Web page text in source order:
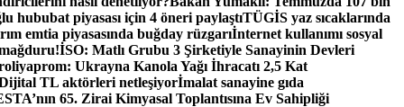
hububat piyasası için 4 öneri paylaştıTÜGİS yaz sıcaklarında
emtia piyasasında buğday rüzgarıİnternet kullanımı sosyal
İSO: Matlı Grubu 3 Şirketiyle Sanayinin Devleri
Ukrayna Kanola Yağı İhracatı 2,5 Kat
TL aktörleri netleşiyorİmalat sanayine gıda
65. Zirai Kimyasal Toplantısına Ev Sahipliği